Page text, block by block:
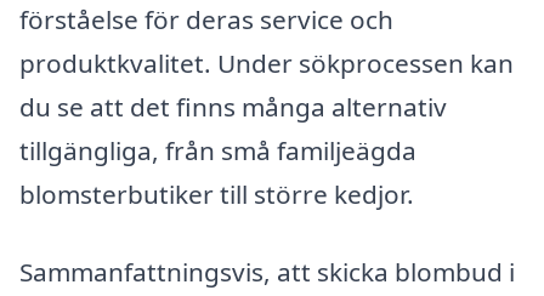
förståelse för deras service och
produktkvalitet. Under sökprocessen kan
du se att det finns många alternativ
tillgängliga, från små familjeägda
blomsterbutiker till större kedjor.
Sammanfattningsvis, att skicka blombud i